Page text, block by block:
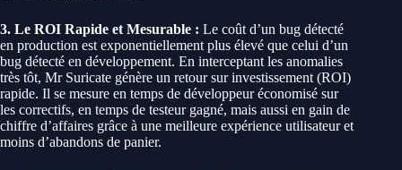
3. Le ROI Rapide et Mesurable : Le coût d’un bug détecté
en production est exponentiellement plus élevé que celui d’un
bug détecté en développement. En interceptant les anomalies
très tôt, Mr Suricate génère un retour sur investissement (ROI)
rapide. Il se mesure en temps de développeur économisé sur
les correctifs, en temps de testeur gagné, mais aussi en gain de
chiffre d’affaires grâce à une meilleure expérience utilisateur et
moins d’abandons de panier.